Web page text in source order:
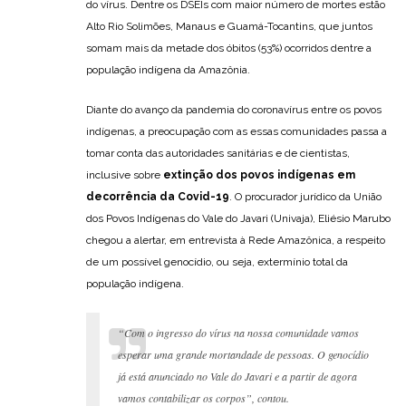
do vírus. Dentre os DSEIs com maior número de mortes estão
Alto Rio Solimões, Manaus e Guamá-Tocantins, que juntos
somam mais da metade dos óbitos (53%) ocorridos dentre a
população indígena da Amazônia.
Diante do avanço da pandemia do coronavírus entre os povos
indígenas, a preocupação com as essas comunidades passa a
tomar conta das autoridades sanitárias e de cientistas,
inclusive sobre extinção dos povos indígenas em
decorrência da Covid-19 . O procurador jurídico da União
dos Povos Indígenas do Vale do Javari (Univaja), Eliésio Marubo
chegou a alertar, em entrevista à Rede Amazônica, a respeito
de um possível genocídio, ou seja, extermínio total da
população indígena.
“Com o ingresso do vírus na nossa comunidade vamos
esperar uma grande mortandade de pessoas. O genocídio
já está anunciado no Vale do Javari e a partir de agora
vamos contabilizar os corpos”, contou.